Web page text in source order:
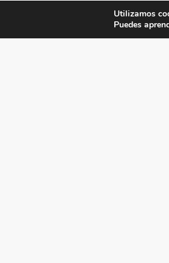
Utilizamos
Puedes